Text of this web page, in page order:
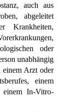
auch aus
abgeleitet
Krankheiten,
oder
unabhängig
Arzt oder
einem
einem In-Vitro-